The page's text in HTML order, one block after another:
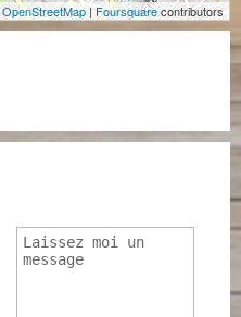
OpenStreetMap| Foursquarecontributors